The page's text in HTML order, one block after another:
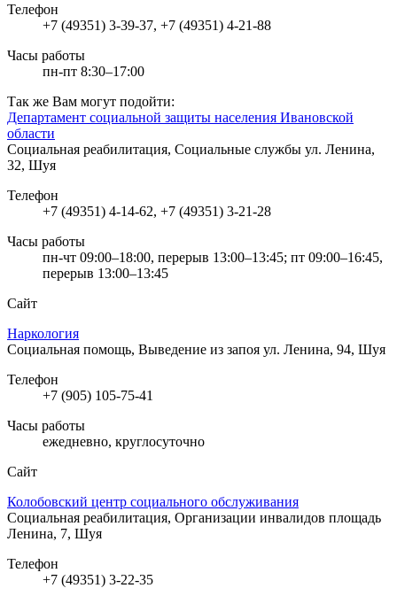
Телефон
+7 (49351) 3-39-37, +7 (49351) 4-21-88
Часы работы
пн-пт 8:30–17:00
Так же Вам могут подойти:
Департамент социальной защиты населения Ивановской
области
Социальная реабилитация, Социальные службы ул. Ленина,
32, Шуя
Телефон
+7 (49351) 4-14-62, +7 (49351) 3-21-28
Часы работы
пн-чт 09:00–18:00, перерыв 13:00–13:45; пт 09:00–16:45,
перерыв 13:00–13:45
Сайт
Наркология
Социальная помощь, Выведение из запоя ул. Ленина, 94, Шуя
Телефон
+7 (905) 105-75-41
Часы работы
ежедневно, круглосуточно
Сайт
Колобовский центр социального обслуживания
Социальная реабилитация, Организации инвалидов площадь
Ленина, 7, Шуя
Телефон
+7 (49351) 3-22-35